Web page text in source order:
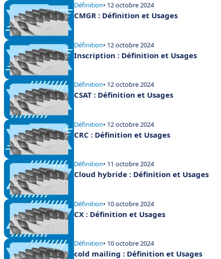
Définition• 12 octobre 2024
CMGR : Définition et Usages
Définition• 12 octobre 2024
Inscription : Définition et Usages
Définition• 12 octobre 2024
CSAT : Définition et Usages
Définition• 12 octobre 2024
CRC : Définition et Usages
Définition• 11 octobre 2024
Cloud hybride : Définition et Usages
Définition• 10 octobre 2024
CX : Définition et Usages
Définition• 10 octobre 2024
cold mailing : Définition et Usages